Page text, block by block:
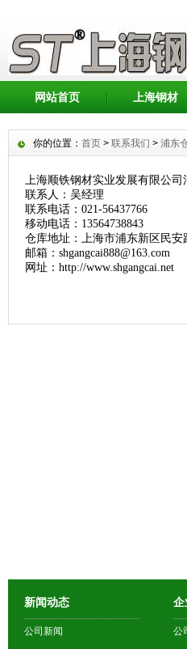
网站首页 上海钢材
你的位置： 首页 > 联系我们 > 浦东
上海顺铁钢材实业发展有限公司
联系人：吴经理
联系电话：021-56437766
移动电话：13564738843
仓库地址：上海市浦东新区民安
邮箱：shgangcai888@163.com
网址：http://www.shgangcai.net
新闻动态
公司新闻
企
公